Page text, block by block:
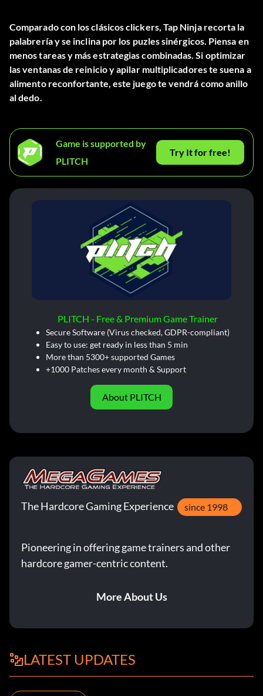
Comparado con los clásicos clickers, Tap Ninja recorta la
palabrería y se inclina por los puzles sinérgicos. Piensa en
menos tareas y más estrategias combinadas. Si optimizar
las ventanas de reinicio y apilar multiplicadores te suena a
alimento reconfortante, este juego te vendrá como anillo
al dedo.
Game is supported by
PLITCH
Try It for free!
PLITCH - Free & Premium Game Trainer
Secure Software (Virus checked, GDPR-compliant)
Easy to use: get ready in less than 5 min
More than 5300+ supported Games
+1000 Patches every month & Support
About PLITCH
The Hardcore Gaming Experience since 1998
Pioneering in offering game trainers and other
hardcore gamer-centric content.
More About Us
LATEST UPDATES